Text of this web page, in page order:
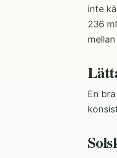
inte
236 ml
En